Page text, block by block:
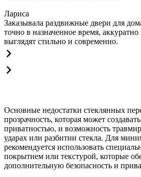
Лариса
Заказывала раздвижные двери для
точно в назначенное время,
выглядят стильно и современно.
Основные недостатки стеклянных
прозрачность, которая может
приватностью, и возможность
ударах или разбитии стекла. Для
рекомендуется использовать
покрытием или текстурой, которые
дополнительную безопасность и